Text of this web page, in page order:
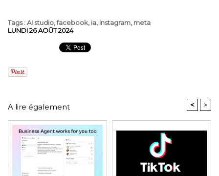
Tags:AI studio,facebook, ia, instagram, meta
LUNDI 26 AOÛT 2024
A lire également < >